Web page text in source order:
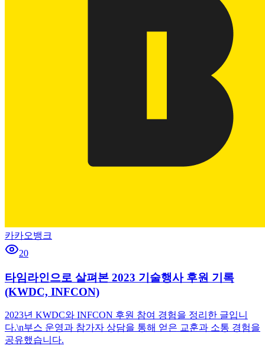
카카오뱅크
20
타임라인으로 살펴본 2023 기술행사 후원 기록
(KWDC, INFCON)
2023년 KWDC와 INFCON 후원 참여 경험을 정리한 글입니
다.\n부스 운영과 참가자 상담을 통해 얻은 교훈과 소통 경험을
공유했습니다.